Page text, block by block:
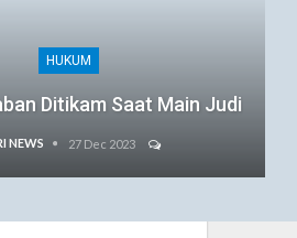
HUKUM
Ditikam Saat Main Judi
NEWS 27 Dec 2023